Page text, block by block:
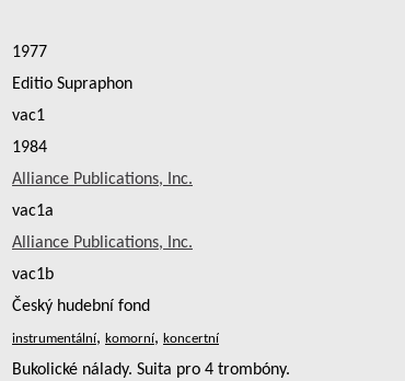
1977
Editio Supraphon
vac1
1984
Alliance Publications, Inc.
vac1a
Alliance Publications, Inc.
vac1b
Český hudební fond
,
,
Bukolické nálady. Suita pro 4 trombóny.